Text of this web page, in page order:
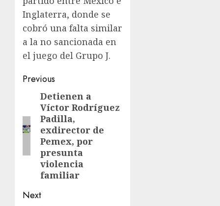
Inglaterra, donde se
cobró una falta similar
a la no sancionada en
el juego del Grupo J.
Previous
Detienen a
Víctor Rodríguez
Padilla,
exdirector de
Pemex, por
presunta
violencia
familiar
Next